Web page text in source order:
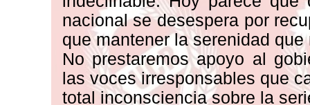
nacional se desespera por
que mantener la serenidad
No prestaremos apoyo al
las voces irresponsables que
total inconsciencia sobre la